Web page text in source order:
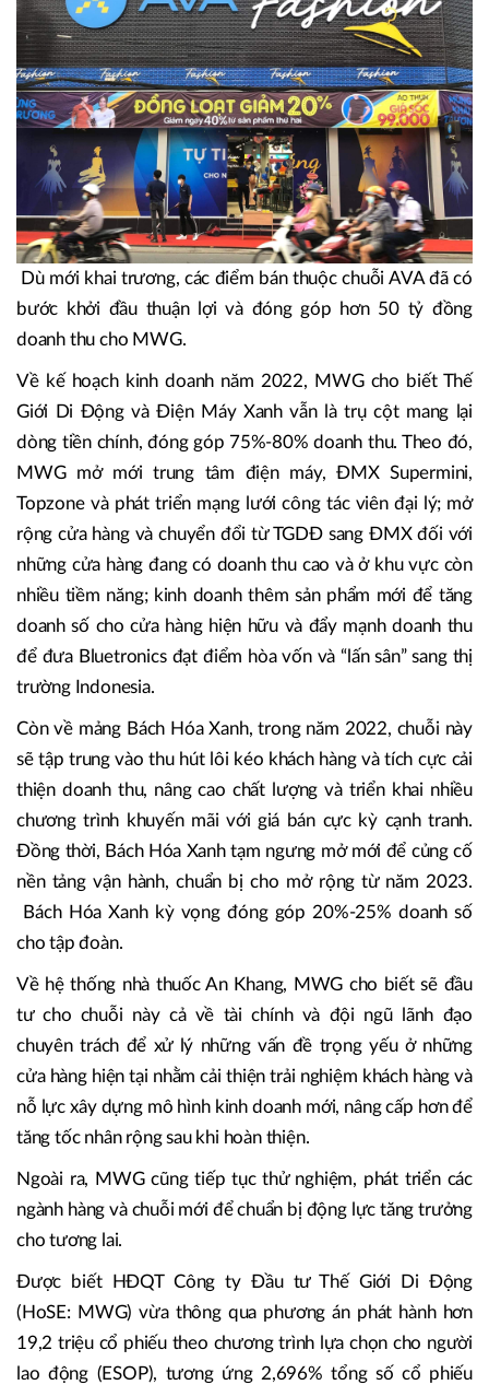
Dù mới khai trương, các điểm bán thuộc chuỗi AVA đã có
bước khởi đầu thuận lợi và đóng góp hơn 50 tỷ đồng
doanh thu cho MWG.
Về kế hoạch kinh doanh năm 2022, MWG cho biết Thế
Giới Di Động và Điện Máy Xanh vẫn là trụ cột mang lại
dòng tiền chính, đóng góp 75%-80% doanh thu. Theo đó,
MWG mở mới trung tâm điện máy, ĐMX Supermini,
Topzone và phát triển mạng lưới công tác viên đại lý; mở
rộng cửa hàng và chuyển đổi từ TGDĐ sang ĐMX đối với
những cửa hàng đang có doanh thu cao và ở khu vực còn
nhiều tiềm năng; kinh doanh thêm sản phẩm mới để tăng
doanh số cho cửa hàng hiện hữu và đẩy mạnh doanh thu
để đưa Bluetronics đạt điểm hòa vốn và “lấn sân” sang thị
trường Indonesia.
Còn về mảng Bách Hóa Xanh, trong năm 2022, chuỗi này
sẽ tập trung vào thu hút lôi kéo khách hàng và tích cực cải
thiện doanh thu, nâng cao chất lượng và triển khai nhiều
chương trình khuyến mãi với giá bán cực kỳ cạnh tranh.
Đồng thời, Bách Hóa Xanh tạm ngưng mở mới để củng cố
nền tảng vận hành, chuẩn bị cho mở rộng từ năm 2023.
Bách Hóa Xanh kỳ vọng đóng góp 20%-25% doanh số
cho tập đoàn.
Về hệ thống nhà thuốc An Khang, MWG cho biết sẽ đầu
tư cho chuỗi này cả về tài chính và đội ngũ lãnh đạo
chuyên trách để xử lý những vấn đề trọng yếu ở những
cửa hàng hiện tại nhằm cải thiện trải nghiệm khách hàng và
nỗ lực xây dựng mô hình kinh doanh mới, nâng cấp hơn để
tăng tốc nhân rộng sau khi hoàn thiện.
Ngoài ra, MWG cũng tiếp tục thử nghiệm, phát triển các
ngành hàng và chuỗi mới để chuẩn bị động lực tăng trưởng
cho tương lai.
Được biết HĐQT Công ty Đầu tư Thế Giới Di Động
(HoSE: MWG) vừa thông qua phương án phát hành hơn
19,2 triệu cổ phiếu theo chương trình lựa chọn cho người
lao động (ESOP), tương ứng 2,696% tổng số cổ phiếu